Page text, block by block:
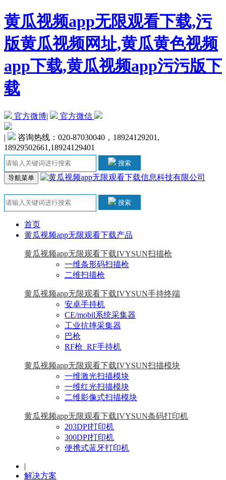
黄瓜视频app无限观看下载,污
版黄瓜视频网址,黄瓜黄色视频
app下载,黄瓜视频app污污版下
载
官方微博| 官方微信
|
咨询热线：020-87030040，18924129201,
18929502661,18924129401
搜索
导航菜单
搜索
首页
黄瓜视频app无限观看下载产品
黄瓜视频app无限观看下载IVYSUN扫描枪
一维条形码扫描枪
二维扫描枪
黄瓜视频app无限观看下载IVYSUN手持终端
安卓手持机
CE/mobil系统采集器
工业抗摔采集器
巴枪
RF枪_RF手持机
黄瓜视频app无限观看下载IVYSUN扫描模块
一维激光扫描模块
一维红光扫描模块
二维影像式扫描模块
黄瓜视频app无限观看下载IVYSUN条码打印机
203DPI打印机
300DPI打印机
便携式蓝牙打印机
|
解决方案